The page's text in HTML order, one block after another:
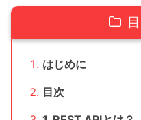
はじめに
目次